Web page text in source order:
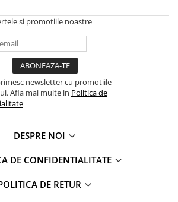
si promotiile noastre
newsletter cu promotiile
Afla mai multe in Politica de
DESPRE NOI
DE CONFIDENTIALITATE
DE RETUR